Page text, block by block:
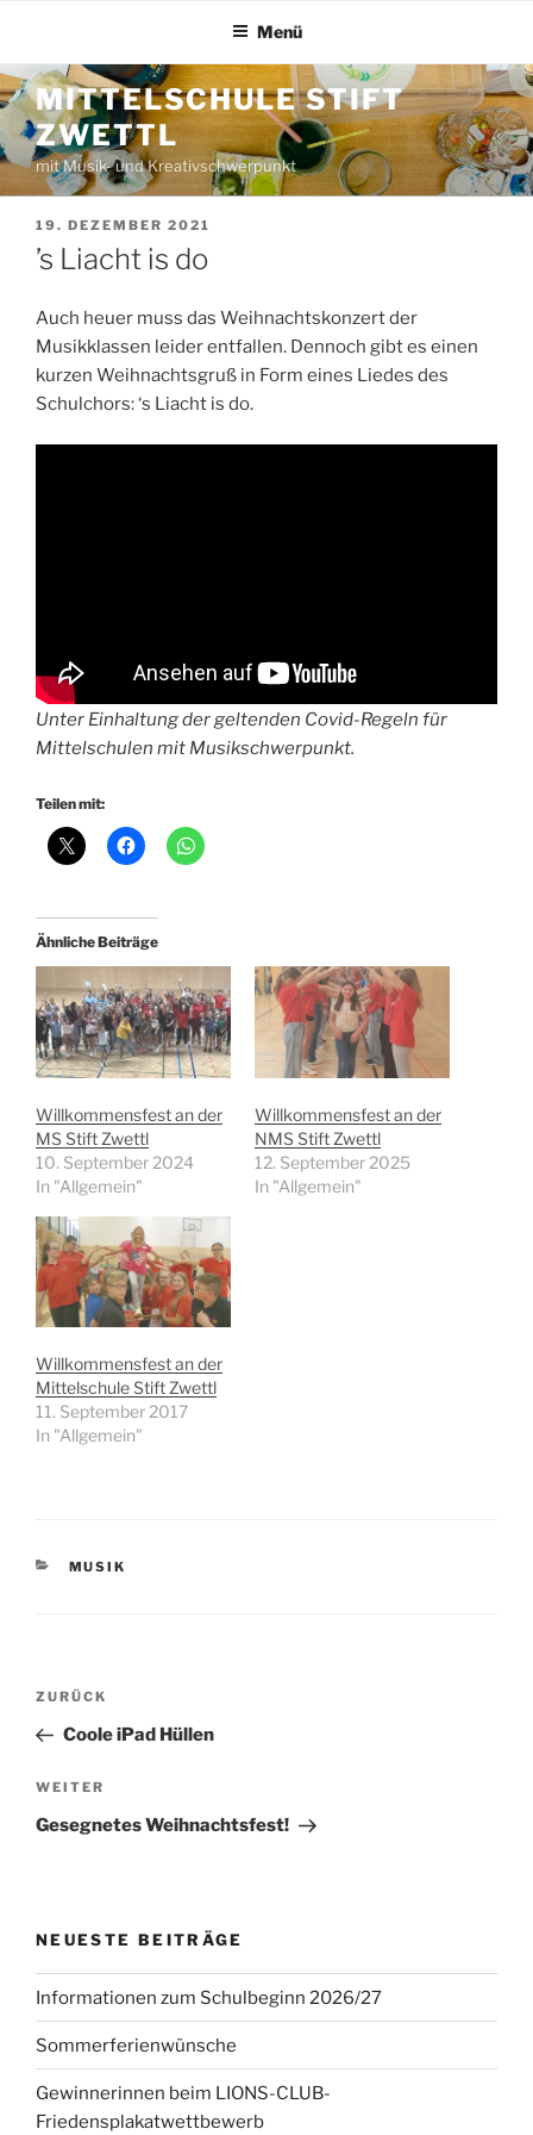
springen
Menü
MITTELSCHULE STIFT
ZWETTL
mit Musik- und Kreativschwerpunkt
VERÖFFENTLICHT
AM
19. DEZEMBER 2021
’s Liacht is do
Auch heuer muss das Weihnachtskonzert der
Musikklassen leider entfallen. Dennoch gibt es einen
kurzen Weihnachtsgruß in Form eines Liedes des
Schulchors: ‘s Liacht is do.
Unter Einhaltung der geltenden Covid-Regeln für
Mittelschulen mit Musikschwerpunkt.
Teilen mit:
Ähnliche Beiträge
Willkommensfest an der
MS Stift Zwettl
10. September 2024
In "Allgemein"
Willkommensfest an der
NMS Stift Zwettl
12. September 2025
In "Allgemein"
Willkommensfest an der
Mittelschule Stift Zwettl
11. September 2017
In "Allgemein"
KATEGORIEN
MUSIK
Beitragsnavigation
Vorheriger
Beitrag
ZURÜCK
Coole iPad Hüllen
Nächster
Beitrag
WEITER
Gesegnetes Weihnachtsfest!
NEUESTE BEITRÄGE
Informationen zum Schulbeginn 2026/27
Sommerferienwünsche
Gewinnerinnen beim LIONS-CLUB-
Friedensplakatwettbewerb